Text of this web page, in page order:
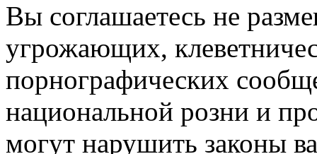
Вы соглашаетесь не
угрожающих,
порнографических
национальной розни и
могут нарушить законы